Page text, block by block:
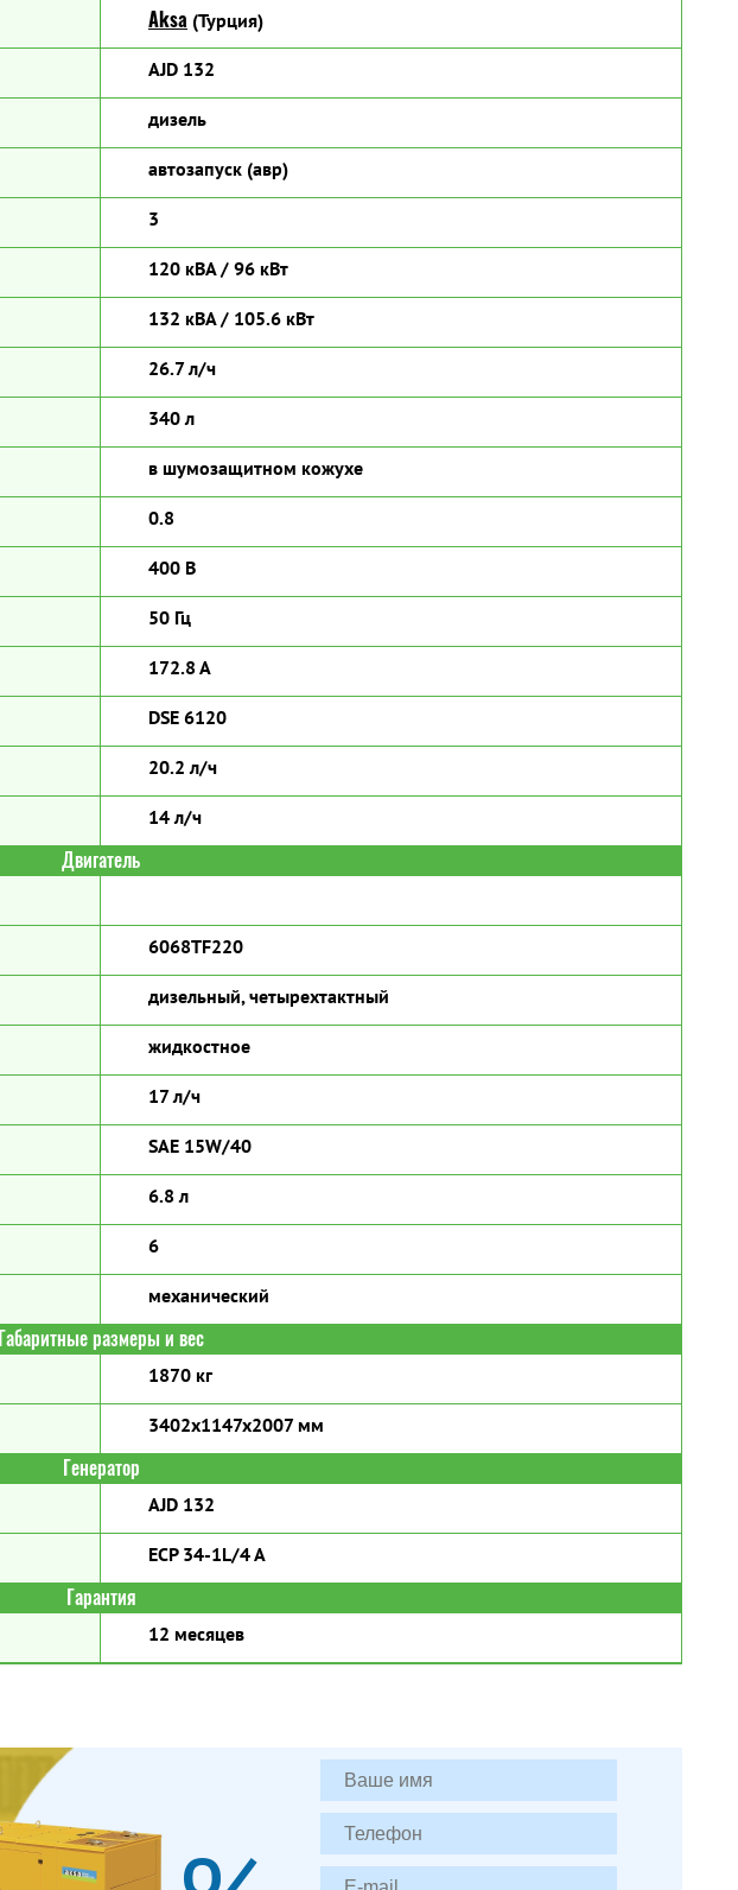
Aksa (Турция)
AJD 132
дизель
автозапуск (авр)
3
120 кВА / 96 кВт
132 кВА / 105.6 кВт
26.7 л/ч
340 л
в шумозащитном кожухе
0.8
400 В
50 Гц
172.8 А
DSE 6120
20.2 л/ч
14 л/ч
Двигатель
6068TF220
дизельный, четырехтактный
жидкостное
17 л/ч
SAE 15W/40
6.8 л
6
механический
Габаритные размеры и вес
1870 кг
3402x1147x2007 мм
Генератор
AJD 132
ECP 34-1L/4 A
Гарантия
12 месяцев